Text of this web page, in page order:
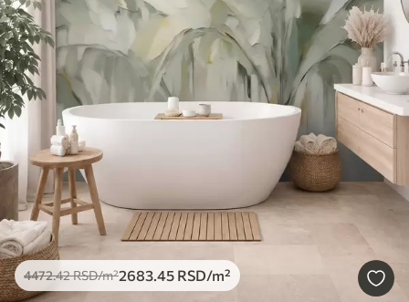
4472.42RSD/m²2683.45 RSD/m²